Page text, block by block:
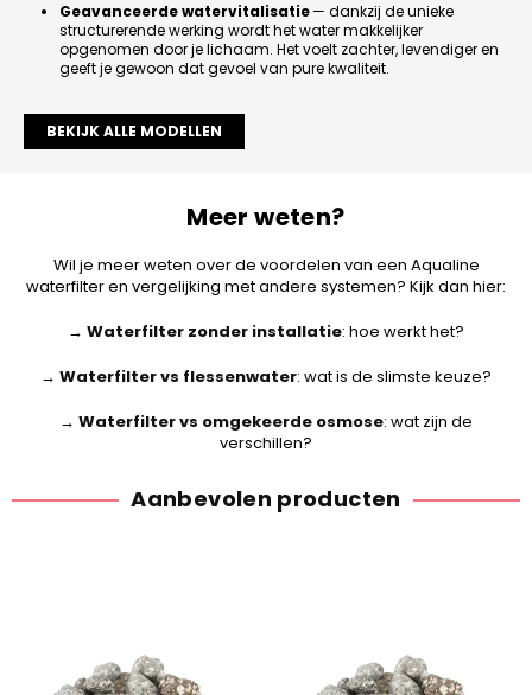
Geavanceerde watervitalisatie— dankzij de unieke
structurerende werking wordt het water makkelijker
opgenomen door je lichaam. Het voelt zachter, levendiger en
geeft je gewoon dat gevoel van pure kwaliteit.
BEKIJK ALLE MODELLEN
Meer weten?
Wil je meer weten over de voordelen van een Aqualine
waterfilter en vergelijking met andere systemen? Kijk dan hier:
→ Waterfilter zonder installatie: hoe werkt het?
→ Waterfilter vs flessenwater: wat is de slimste keuze?
→ Waterfilter vs omgekeerde osmose: wat zijn de
verschillen?
Aanbevolen producten